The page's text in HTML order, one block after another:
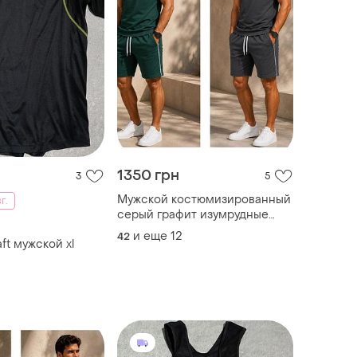
3
мужской xl
1350 грн 5
Мужской костюмизированный
серый графит изумрудные
летние шорты и футболка
42 и еще 12